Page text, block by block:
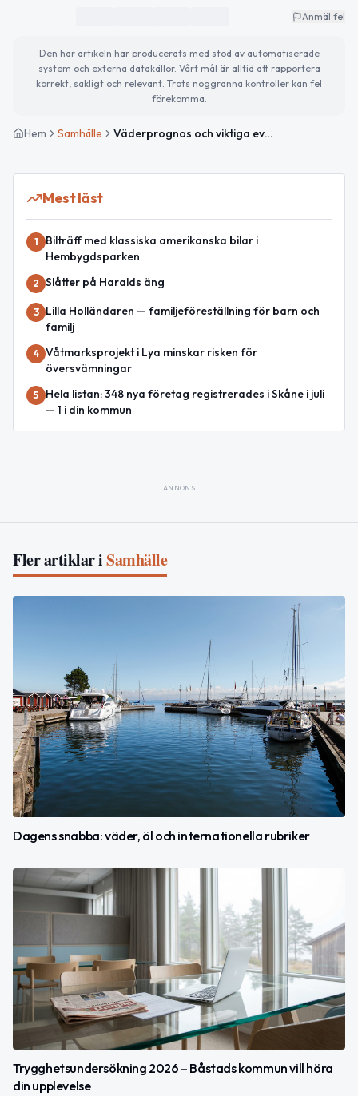
Anmäl fel
Den här artikeln har producerats med stöd av automatiserade
system och externa datakällor. Vårt mål är alltid att rapportera
korrekt, sakligt och relevant. Trots noggranna kontroller kan fel
förekomma.
Hem Samhälle Väderprognos och viktiga evenemang i Båstad idag
Mest läst
1
Bilträff med klassiska amerikanska bilar i
Hembygdsparken
2 Slåtter på Haralds äng
3
Lilla Holländaren — familjeföreställning för barn och
familj
4 Våtmarksprojekt i Lya minskar risken för
översvämningar
5
Hela listan: 348 nya företag registrerades i Skåne i juli
— 1 i din kommun
ANNONS
Fler artiklar iSamhälle
Dagens snabba: väder, öl och internationella rubriker
Trygghetsundersökning 2026 – Båstads kommun vill höra
din upplevelse